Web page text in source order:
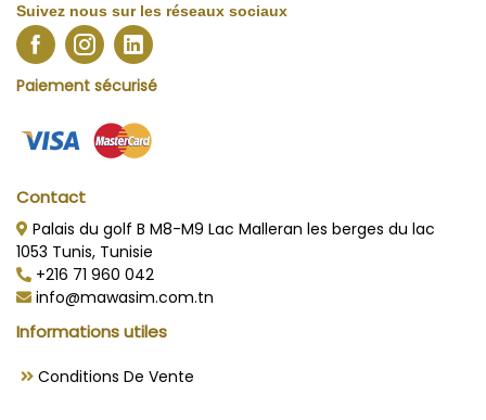
Suivez nous sur les réseaux sociaux
Paiement sécurisé
Contact
Palais du golf B M8-M9 Lac Malleran les berges du lac
1053 Tunis, Tunisie
+216 71 960 042
info@mawasim.com.tn
Informations utiles
Conditions De Vente